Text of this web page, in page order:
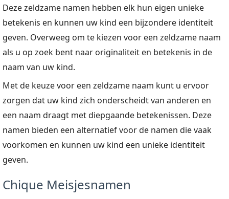
Deze zeldzame namen hebben elk hun eigen unieke
betekenis en kunnen uw kind een bijzondere identiteit
geven. Overweeg om te kiezen voor een zeldzame naam
als u op zoek bent naar originaliteit en betekenis in de
naam van uw kind.
Met de keuze voor een zeldzame naam kunt u ervoor
zorgen dat uw kind zich onderscheidt van anderen en
een naam draagt met diepgaande betekenissen. Deze
namen bieden een alternatief voor de namen die vaak
voorkomen en kunnen uw kind een unieke identiteit
geven.
Chique Meisjesnamen